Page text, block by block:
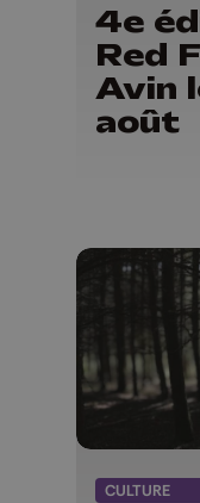
4e
Red
Avin
août
CULTURE